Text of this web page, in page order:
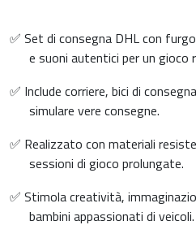
✅ Set di consegna DHL con
e suoni autentici per un gioco
✅ Include corriere, bici di
simulare vere consegne.
✅ Realizzato con materiali
sessioni di gioco prolungate.
✅ Stimola creatività,
bambini appassionati di veicoli.